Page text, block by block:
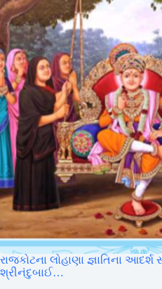
રાજકોટના લોહાણા જ્ઞાતિના
શ્રીનંદુબાઈ…